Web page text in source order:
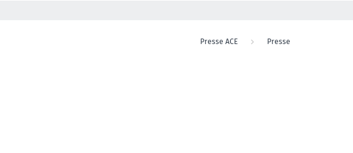
Presse ACE Presse